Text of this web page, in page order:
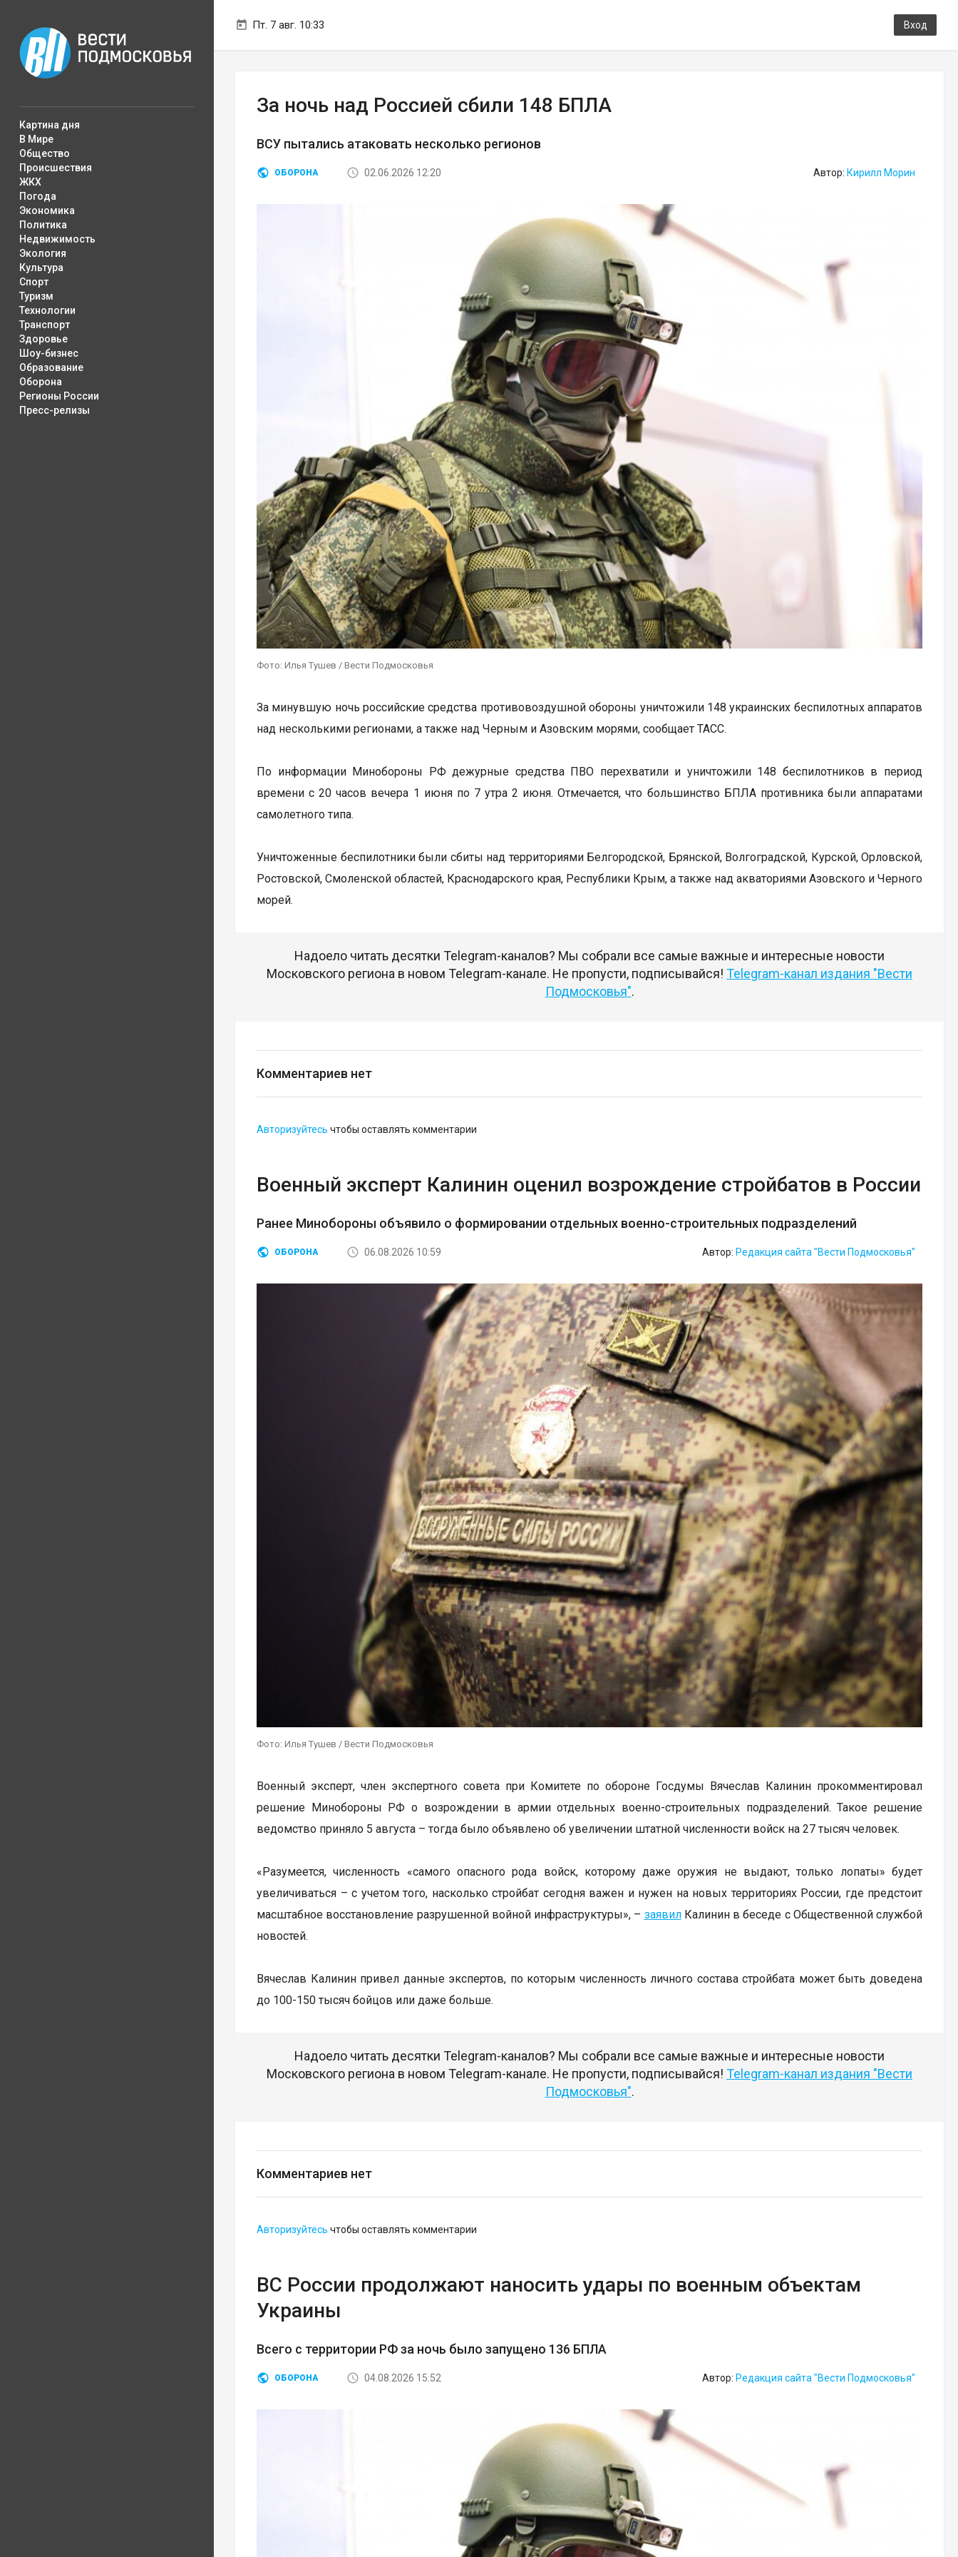
Пт. 7 авг. 10:33 Вход
Картина дня
В Мире
Общество
Происшествия
ЖКХ
Погода
Экономика
Политика
Недвижимость
Экология
Культура
Спорт
Туризм
Технологии
Транспорт
Здоровье
Шоу-бизнес
Образование
Оборона
Регионы России
Пресс-релизы
За ночь над Россией сбили 148 БПЛА
ВСУ пытались атаковать несколько регионов
ОБОРОНА 02.06.2026 12:20 Автор: Кирилл Морин
Фото: Илья Тушев / Вести Подмосковья
За минувшую ночь российские средства противовоздушной обороны уничтожили 148 украинских беспилотных аппаратов
над несколькими регионами, а также над Черным и Азовским морями, сообщает ТАСС.
По информации Минобороны РФ дежурные средства ПВО перехватили и уничтожили 148 беспилотников в период
времени с 20 часов вечера 1 июня по 7 утра 2 июня. Отмечается, что большинство БПЛА противника были аппаратами
самолетного типа.
Уничтоженные беспилотники были сбиты над территориями Белгородской, Брянской, Волгоградской, Курской, Орловской,
Ростовской, Смоленской областей, Краснодарского края, Республики Крым, а также над акваториями Азовского и Черного
морей.
Надоело читать десятки Telegram-каналов? Мы собрали все самые важные и интересные новости
Московского региона в новом Telegram-канале. Не пропусти, подписывайся! Telegram-канал издания "Вести
Подмосковья".
Комментариев нет
Авторизуйтесь чтобы оставлять комментарии
Военный эксперт Калинин оценил возрождение стройбатов в России
Ранее Минобороны объявило о формировании отдельных военно-строительных подразделений
ОБОРОНА 06.08.2026 10:59 Автор: Редакция сайта "Вести Подмосковья"
Фото: Илья Тушев / Вести Подмосковья
Военный эксперт, член экспертного совета при Комитете по обороне Госдумы Вячеслав Калинин прокомментировал
решение Минобороны РФ о возрождении в армии отдельных военно-строительных подразделений. Такое решение
ведомство приняло 5 августа – тогда было объявлено об увеличении штатной численности войск на 27 тысяч человек.
«Разумеется, численность «самого опасного рода войск, которому даже оружия не выдают, только лопаты» будет
увеличиваться – с учетом того, насколько стройбат сегодня важен и нужен на новых территориях России, где предстоит
масштабное восстановление разрушенной войной инфраструктуры», – заявилКалинин в беседе с Общественной службой
новостей.
Вячеслав Калинин привел данные экспертов, по которым численность личного состава стройбата может быть доведена
до 100-150 тысяч бойцов или даже больше.
Надоело читать десятки Telegram-каналов? Мы собрали все самые важные и интересные новости
Московского региона в новом Telegram-канале. Не пропусти, подписывайся! Telegram-канал издания "Вести
Подмосковья".
Комментариев нет
Авторизуйтесь чтобы оставлять комментарии
ВС России продолжают наносить удары по военным объектам
Украины
Всего с территории РФ за ночь было запущено 136 БПЛА
ОБОРОНА 04.08.2026 15:52 Автор: Редакция сайта "Вести Подмосковья"